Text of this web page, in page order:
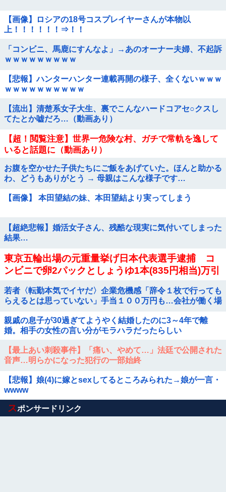
【画像】ロシアの18号コスプレイヤーさんが本物以
上！！！！！！⇒！！
「コンビニ、馬鹿にすんなよ」→あのオーナー夫婦、不起訴
ｗｗｗｗｗｗｗｗｗ
【悲報】ハンターハンター連載再開の様子、全くないｗｗｗ
ｗｗｗｗｗｗｗｗｗｗ
【流出】清楚系女子大生、裏でこんなハードコアセ○クスし
てたとか嘘だろ…（動画あり）
【超！閲覧注意】世界一危険な村、ガチで常軌を逸して
いると話題に（動画あり）
お腹を空かせた子供たちにご飯をあげていた。ほんと助かる
わ、どうもありがとう → 母親はこんな様子です…
【画像】 本田望結の妹、本田望結より実ってしまう
【超絶悲報】婚活女子さん、残酷な現実に気付いてしまった
結果…
東京五輪出場の元重量挙げ日本代表選手逮捕 コ
ンビニで卵2パックとしょうゆ1本(835円相当)万引
若者〈転勤本気でイヤだ〉企業危機感「辞令１枚で行っても
らえるとは思っていない」手当１００万円も…会社が働く場
親戚の息子が30過ぎてようやく結婚したのに3～4年で離
婚。相手の女性の言い分がモラハラだったらしい
【最上あい刺殺事件】「痛い、やめて…」法廷で公開された
音声…明らかになった犯行の一部始終
【悲報】娘(4)に嫁とsexしてるところみられた→娘が一言・
wwww
Powered by livedoor 相互RSS
スポンサードリンク